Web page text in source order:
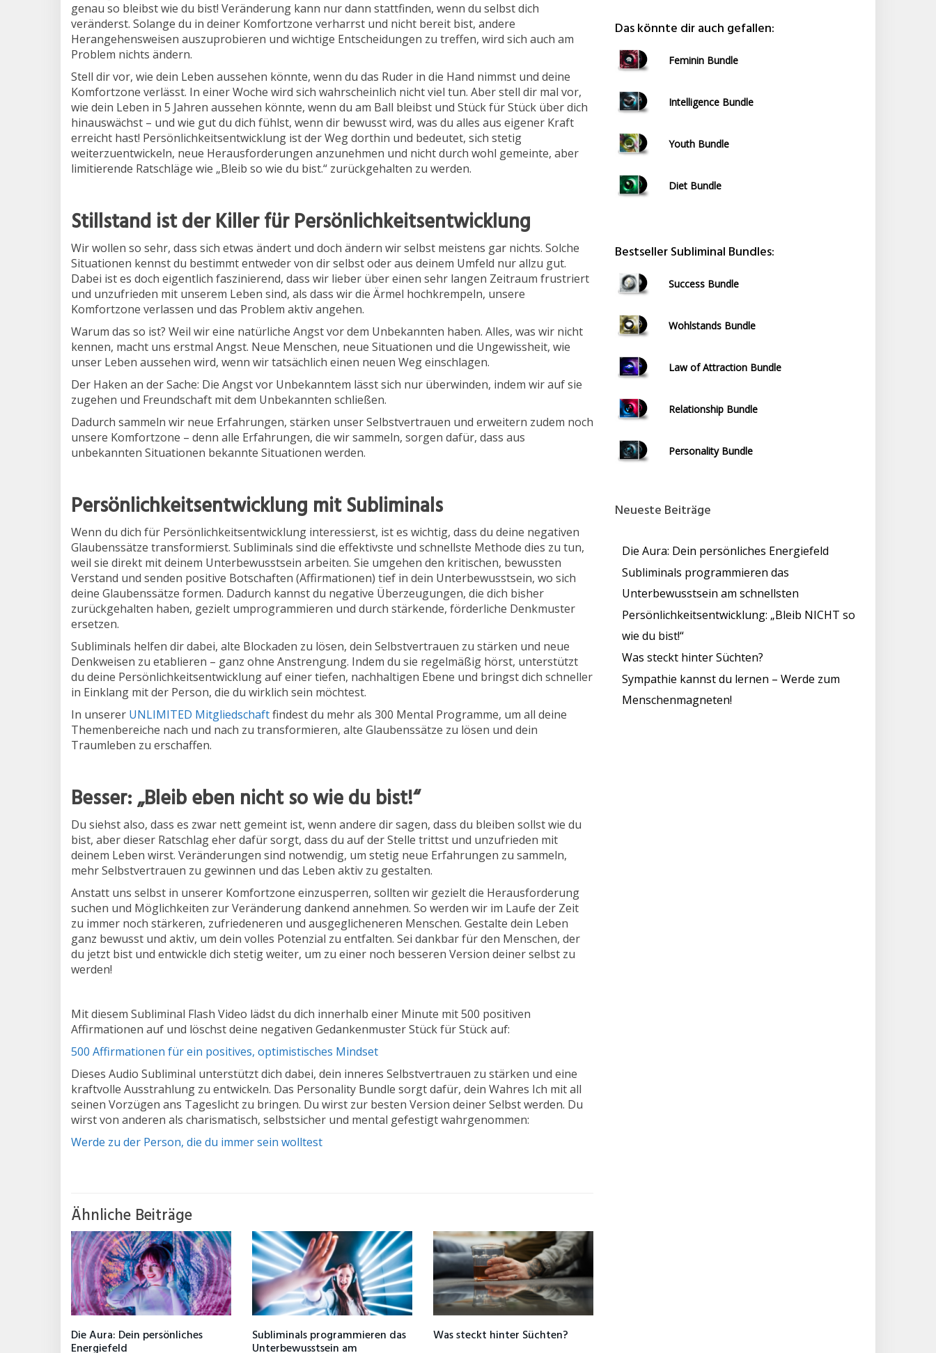
genau so bleibst wie du bist! Veränderung kann nur dann stattfinden, wenn du selbst dich
veränderst. Solange du in deiner Komfortzone verharrst und nicht bereit bist, andere
Herangehensweisen auszuprobieren und wichtige Entscheidungen zu treffen, wird sich auch am
Problem nichts ändern.
Stell dir vor, wie dein Leben aussehen könnte, wenn du das Ruder in die Hand nimmst und deine
Komfortzone verlässt. In einer Woche wird sich wahrscheinlich nicht viel tun. Aber stell dir mal vor,
wie dein Leben in 5 Jahren aussehen könnte, wenn du am Ball bleibst und Stück für Stück über dich
hinauswächst – und wie gut du dich fühlst, wenn dir bewusst wird, was du alles aus eigener Kraft
erreicht hast! Persönlichkeitsentwicklung ist der Weg dorthin und bedeutet, sich stetig
weiterzuentwickeln, neue Herausforderungen anzunehmen und nicht durch wohl gemeinte, aber
limitierende Ratschläge wie „Bleib so wie du bist.“ zurückgehalten zu werden.
Stillstand ist der Killer für Persönlichkeitsentwicklung
Wir wollen so sehr, dass sich etwas ändert und doch ändern wir selbst meistens gar nichts. Solche
Situationen kennst du bestimmt entweder von dir selbst oder aus deinem Umfeld nur allzu gut.
Dabei ist es doch eigentlich faszinierend, dass wir lieber über einen sehr langen Zeitraum frustriert
und unzufrieden mit unserem Leben sind, als dass wir die Ärmel hochkrempeln, unsere
Komfortzone verlassen und das Problem aktiv angehen.
Warum das so ist? Weil wir eine natürliche Angst vor dem Unbekannten haben. Alles, was wir nicht
kennen, macht uns erstmal Angst. Neue Menschen, neue Situationen und die Ungewissheit, wie
unser Leben aussehen wird, wenn wir tatsächlich einen neuen Weg einschlagen.
Der Haken an der Sache: Die Angst vor Unbekanntem lässt sich nur überwinden, indem wir auf sie
zugehen und Freundschaft mit dem Unbekannten schließen.
Dadurch sammeln wir neue Erfahrungen, stärken unser Selbstvertrauen und erweitern zudem noch
unsere Komfortzone – denn alle Erfahrungen, die wir sammeln, sorgen dafür, dass aus
unbekannten Situationen bekannte Situationen werden.
Persönlichkeitsentwicklung mit Subliminals
Wenn du dich für Persönlichkeitsentwicklung interessierst, ist es wichtig, dass du deine negativen
Glaubenssätze transformierst. Subliminals sind die effektivste und schnellste Methode dies zu tun,
weil sie direkt mit deinem Unterbewusstsein arbeiten. Sie umgehen den kritischen, bewussten
Verstand und senden positive Botschaften (Affirmationen) tief in dein Unterbewusstsein, wo sich
deine Glaubenssätze formen. Dadurch kannst du negative Überzeugungen, die dich bisher
zurückgehalten haben, gezielt umprogrammieren und durch stärkende, förderliche Denkmuster
ersetzen.
Subliminals helfen dir dabei, alte Blockaden zu lösen, dein Selbstvertrauen zu stärken und neue
Denkweisen zu etablieren – ganz ohne Anstrengung. Indem du sie regelmäßig hörst, unterstützt
du deine Persönlichkeitsentwicklung auf einer tiefen, nachhaltigen Ebene und bringst dich schneller
in Einklang mit der Person, die du wirklich sein möchtest.
In unserer UNLIMITED Mitgliedschaftfindest du mehr als 300 Mental Programme, um all deine
Themenbereiche nach und nach zu transformieren, alte Glaubenssätze zu lösen und dein
Traumleben zu erschaffen.
Besser: „Bleib eben nicht so wie du bist!“
Du siehst also, dass es zwar nett gemeint ist, wenn andere dir sagen, dass du bleiben sollst wie du
bist, aber dieser Ratschlag eher dafür sorgt, dass du auf der Stelle trittst und unzufrieden mit
deinem Leben wirst. Veränderungen sind notwendig, um stetig neue Erfahrungen zu sammeln,
mehr Selbstvertrauen zu gewinnen und das Leben aktiv zu gestalten.
Anstatt uns selbst in unserer Komfortzone einzusperren, sollten wir gezielt die Herausforderung
suchen und Möglichkeiten zur Veränderung dankend annehmen. So werden wir im Laufe der Zeit
zu immer noch stärkeren, zufriedeneren und ausgeglicheneren Menschen. Gestalte dein Leben
ganz bewusst und aktiv, um dein volles Potenzial zu entfalten. Sei dankbar für den Menschen, der
du jetzt bist und entwickle dich stetig weiter, um zu einer noch besseren Version deiner selbst zu
werden!
Mit diesem Subliminal Flash Video lädst du dich innerhalb einer Minute mit 500 positiven
Affirmationen auf und löschst deine negativen Gedankenmuster Stück für Stück auf:
500 Affirmationen für ein positives, optimistisches Mindset
Dieses Audio Subliminal unterstützt dich dabei, dein inneres Selbstvertrauen zu stärken und eine
kraftvolle Ausstrahlung zu entwickeln. Das Personality Bundle sorgt dafür, dein Wahres Ich mit all
seinen Vorzügen ans Tageslicht zu bringen. Du wirst zur besten Version deiner Selbst werden. Du
wirst von anderen als charismatisch, selbstsicher und mental gefestigt wahrgenommen:
Werde zu der Person, die du immer sein wolltest
Ähnliche Beiträge
Die Aura: Dein persönliches
Energiefeld
Subliminals programmieren das
Unterbewusstsein am
Was steckt hinter Süchten?
Das könnte dir auch gefallen:
Feminin Bundle
Intelligence Bundle
Youth Bundle
Diet Bundle
Bestseller Subliminal Bundles:
Success Bundle
Wohlstands Bundle
Law of Attraction Bundle
Relationship Bundle
Personality Bundle
Neueste Beiträge
Die Aura: Dein persönliches Energiefeld
Subliminals programmieren das
Unterbewusstsein am schnellsten
Persönlichkeitsentwicklung: „Bleib NICHT so
wie du bist!“
Was steckt hinter Süchten?
Sympathie kannst du lernen – Werde zum
Menschenmagneten!